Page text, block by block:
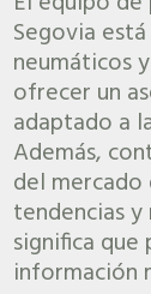
Segovia
neumáticos
ofrecer un
adaptado a
Además,
del
tendencias
significa
información